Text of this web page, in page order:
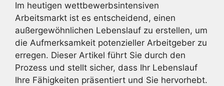
Im heutigen wettbewerbsintensiven
Arbeitsmarkt ist es entscheidend, einen
außergewöhnlichen Lebenslauf zu erstellen, um
die Aufmerksamkeit potenzieller Arbeitgeber zu
erregen. Dieser Artikel führt Sie durch den
Prozess und stellt sicher, dass Ihr Lebenslauf
Ihre Fähigkeiten präsentiert und Sie hervorhebt.